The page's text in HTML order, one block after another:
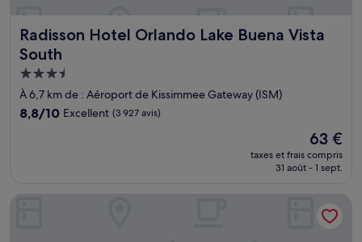
Radisson Hotel Orlando Lake Buena Vista
South
Radisson Hotel Orlando Lake Buena Vista South
Hébergement
3.5 étoiles
À 6,7 km de : Aéroport de Kissimmee Gateway (ISM)
8.8
8,8/10 Excellent (3 927 avis)
Le
nouveau
prix
63 €
63 €
taxes et frais compris
31 août - 1 sept.
Holiday Inn Express & Suites S Lake Buena Vista by IHG